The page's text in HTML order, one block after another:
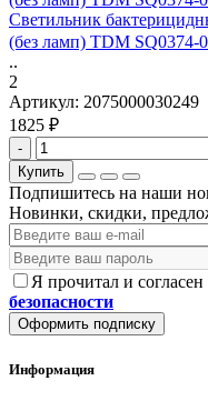
Светильник
(без ламп) TDM SQ0374-
..
2
Артикул: 2075000030249
1825 ₽
-
Купить
Подпишитесь на наши
Новинки, скидки,
Я прочитал и
безопасности
Оформить подписку
Информация